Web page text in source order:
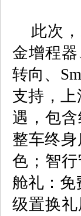
此次，
金增程
转向、
支持，上
遇，包含
整车终
色；智
舱礼：免
级置换